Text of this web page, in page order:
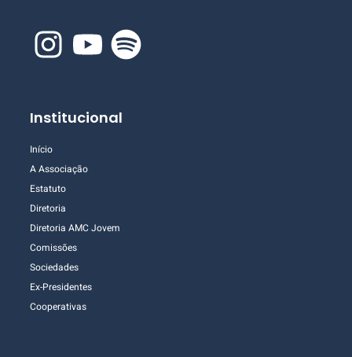
Institucional
Início
A Associação
Estatuto
Diretoria
Diretoria AMC Jovem
Comissões
Sociedades
Ex-Presidentes
Cooperativas